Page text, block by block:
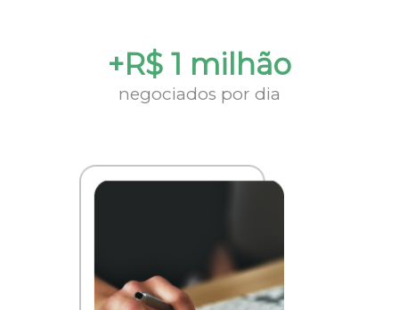
+R$ 1 milhão
negociados por dia